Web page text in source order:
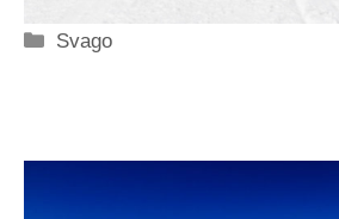
Categorie
Svago